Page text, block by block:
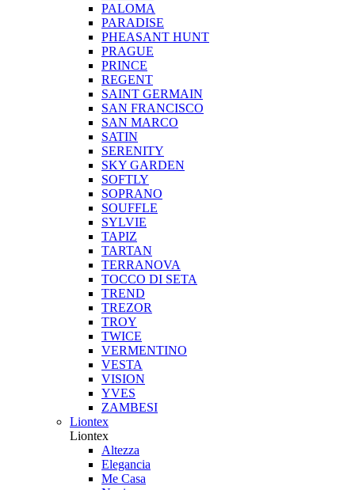
PALOMA
PARADISE
PHEASANT HUNT
PRAGUE
PRINCE
REGENT
SAINT GERMAIN
SAN FRANCISCO
SAN MARCO
SATIN
SERENITY
SKY GARDEN
SOFTLY
SOPRANO
SOUFFLE
SYLVIE
TAPIZ
TARTAN
TERRANOVA
TOCCO DI SETA
TREND
TREZOR
TROY
TWICE
VERMENTINO
VESTA
VISION
YVES
ZAMBESI
Liontex
Liontex
Altezza
Elegancia
Me Casa